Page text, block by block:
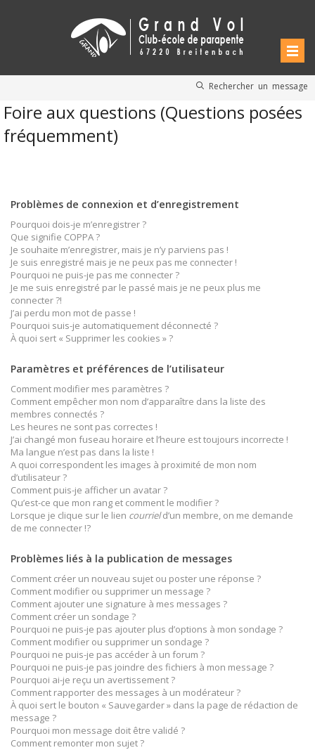
Rechercher un message
Foire aux questions (Questions posées
fréquemment)
Problèmes de connexion et d’enregistrement
Pourquoi dois-je m’enregistrer ?
Que signifie COPPA ?
Je souhaite m’enregistrer, mais je n’y parviens pas !
Je suis enregistré mais je ne peux pas me connecter !
Pourquoi ne puis-je pas me connecter ?
Je me suis enregistré par le passé mais je ne peux plus me
connecter ?!
J’ai perdu mon mot de passe !
Pourquoi suis-je automatiquement déconnecté ?
À quoi sert « Supprimer les cookies » ?
Paramètres et préférences de l’utilisateur
Comment modifier mes paramètres ?
Comment empêcher mon nom d’apparaître dans la liste des
membres connectés ?
Les heures ne sont pas correctes !
J’ai changé mon fuseau horaire et l’heure est toujours incorrecte !
Ma langue n’est pas dans la liste !
A quoi correspondent les images à proximité de mon nom
d’utilisateur ?
Comment puis-je afficher un avatar ?
Qu’est-ce que mon rang et comment le modifier ?
Lorsque je clique sur le lien courrield’un membre, on me demande
de me connecter !?
Problèmes liés à la publication de messages
Comment créer un nouveau sujet ou poster une réponse ?
Comment modifier ou supprimer un message ?
Comment ajouter une signature à mes messages ?
Comment créer un sondage ?
Pourquoi ne puis-je pas ajouter plus d’options à mon sondage ?
Comment modifier ou supprimer un sondage ?
Pourquoi ne puis-je pas accéder à un forum ?
Pourquoi ne puis-je pas joindre des fichiers à mon message ?
Pourquoi ai-je reçu un avertissement ?
Comment rapporter des messages à un modérateur ?
À quoi sert le bouton « Sauvegarder » dans la page de rédaction de
message ?
Pourquoi mon message doit être validé ?
Comment remonter mon sujet ?